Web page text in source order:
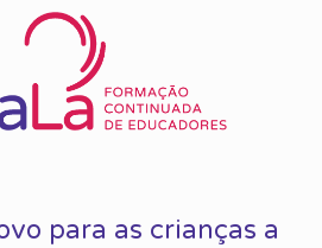
para as crianças a